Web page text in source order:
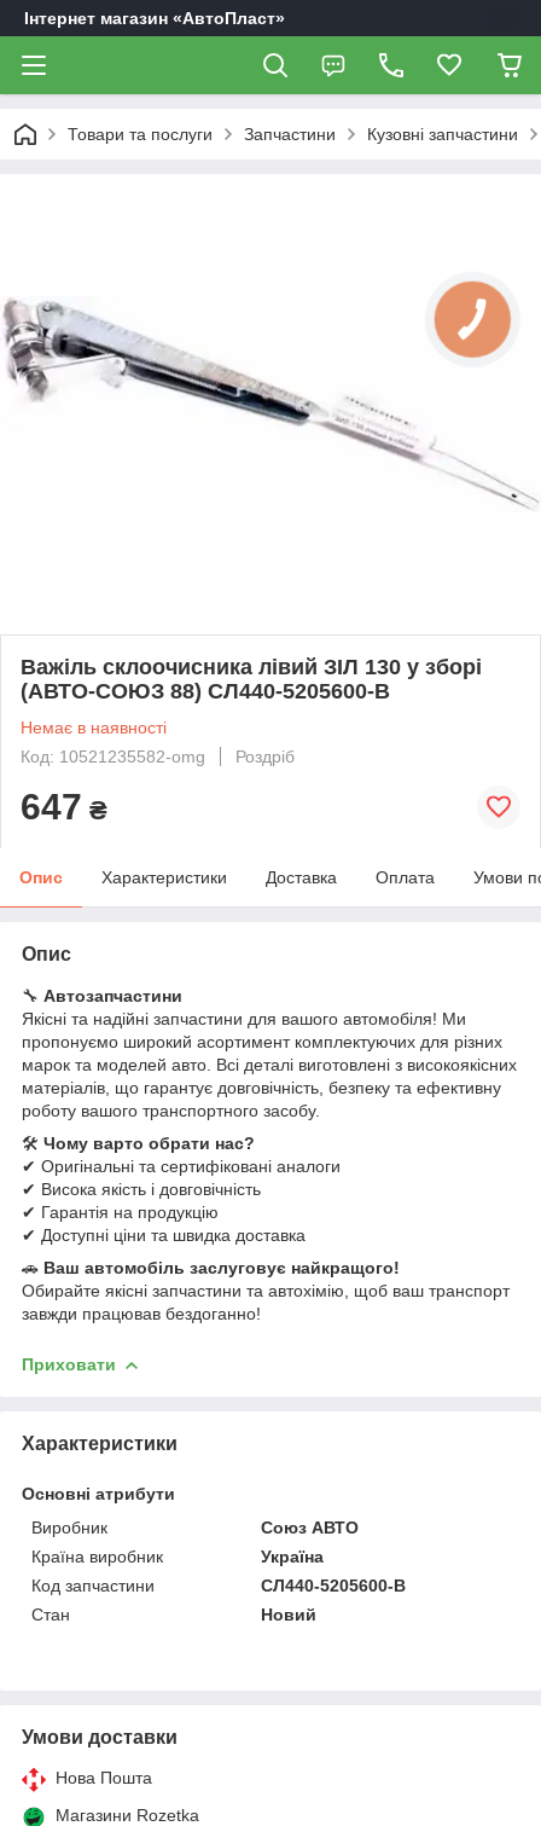
Інтернет магазин «АвтоПласт»
Товари та послуги Запчастини Кузовні запчастини
Важіль склоочисника лівий ЗІЛ 130 у зборі
(АВТО-СОЮЗ 88) СЛ440-5205600-В
Немає в наявності
Код: 10521235582-omg
Роздріб
647 ₴
Опис Характеристики Доставка Оплата Умови
Опис
🔧 Автозапчастини
Якісні та надійні запчастини для вашого автомобіля! Ми
пропонуємо широкий асортимент комплектуючих для різних
марок та моделей авто. Всі деталі виготовлені з високоякісних
матеріалів, що гарантує довговічність, безпеку та ефективну
роботу вашого транспортного засобу.
🛠 Чому варто обрати нас?
✔ Оригінальні та сертифіковані аналоги
✔ Висока якість і довговічність
✔ Гарантія на продукцію
✔ Доступні ціни та швидка доставка
🚗 Ваш автомобіль заслуговує найкращого!
Обирайте якісні запчастини та автохімію, щоб ваш транспорт
завжди працював бездоганно!
Приховати
Характеристики
Основні атрибути
Виробник
Союз АВТО
Країна виробник
Україна
Код запчастини
СЛ440-5205600-В
Стан
Новий
Умови доставки
Нова Пошта
Магазини Rozetka
КНОПКА
ЗВ'ЯЗКУ